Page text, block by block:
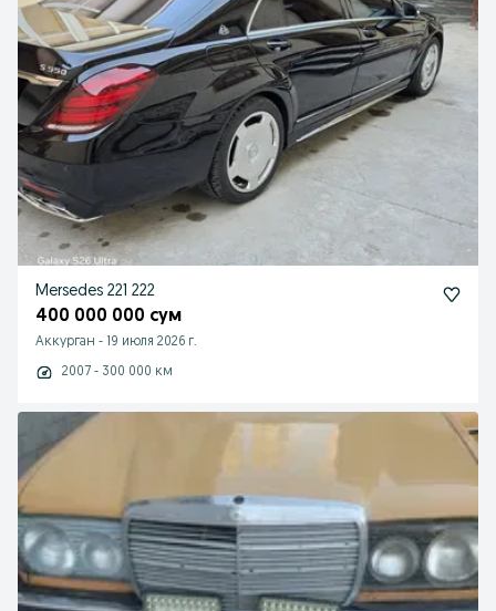
Mersedes 221 222
400 000 000 сум
Аккурган - 19 июля 2026 г.
2007 - 300 000 км